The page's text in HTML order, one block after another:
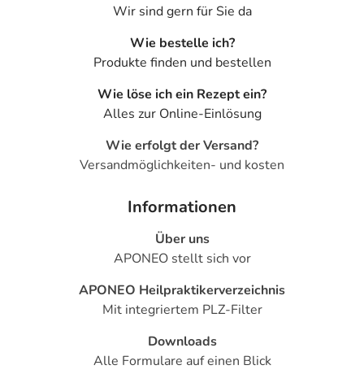
Ist Ihnen das Arzneimittel trotz einer Gegenanzeige
verordnet worden, sprechen Sie mit Ihrem Arzt oder
als das Risiko, das die Anwendung bei einer
Gegenanzeige in sich birgt.
Nebenwirkungen
- Gewichtszunahme
- Mundtrockenheit
Wir sind gern für Sie da
Wie bestelle ich?
Produkte finden und bestellen
Wie löse ich ein Rezept ein?
Alles zur Online-Einlösung
Wie erfolgt der Versand?
Versandmöglichkeiten- und kosten
Informationen
Über uns
APONEO stellt sich vor
APONEO Heilpraktikerverzeichnis
Mit integriertem PLZ-Filter
Downloads
Alle Formulare auf einen Blick